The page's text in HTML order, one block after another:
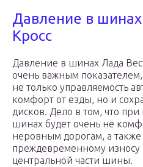
Давление в
Кросс
Давление в шинах Лада
очень важным показателем,
не только управляемость
комфорт от езды, но и
дисков. Дело в том, что
шинах будет очень не
неровным дорогам, а также
преждевременному износу
центральной части шины.